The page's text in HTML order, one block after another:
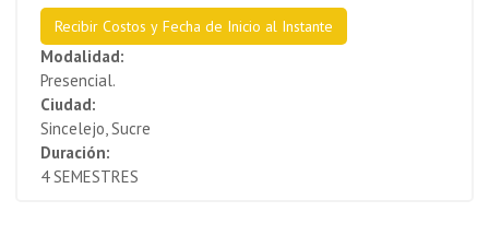
Recibir Costos y Fecha de Inicio al Instante
Modalidad:
Presencial.
Ciudad:
Sincelejo, Sucre
Duración:
4 SEMESTRES